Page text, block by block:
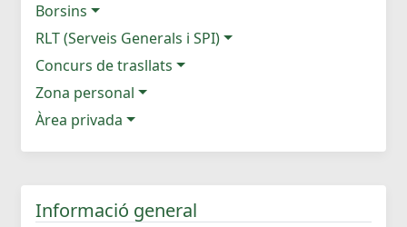
Borsins
RLT (Serveis Generals i SPI)
Concurs de trasllats
Zona personal
Àrea privada
Informació general